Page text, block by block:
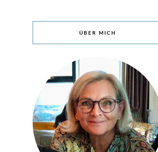
ÜBER MICH